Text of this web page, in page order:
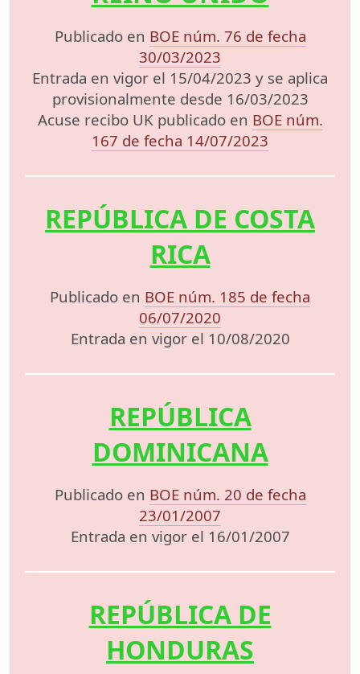
Publicado en BOE núm. 76 de fecha
30/03/2023
Entrada en vigor el 15/04/2023 y se aplica
provisionalmente desde 16/03/2023
Acuse recibo UK publicado en BOE núm.
167 de fecha 14/07/2023
REPÚBLICA DE COSTA
RICA
Publicado en BOE núm. 185 de fecha
06/07/2020
Entrada en vigor el 10/08/2020
REPÚBLICA
DOMINICANA
Publicado en BOE núm. 20 de fecha
23/01/2007
Entrada en vigor el 16/01/2007
REPÚBLICA DE
HONDURAS